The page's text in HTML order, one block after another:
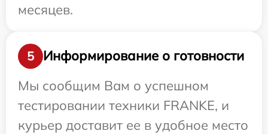
месяцев.
5
Информирование о готовности
Мы сообщим Вам о успешном
тестировании техники FRANKE, и
курьер доставит ее в удобное место